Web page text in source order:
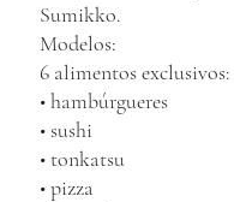
Sumikko.
Modelos:
6 alimentos exclusivos:
• hambúrgueres
• sushi
• tonkatsu
• pizza